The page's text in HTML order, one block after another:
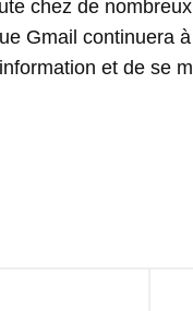
chez de
Gmail continuera
et de se